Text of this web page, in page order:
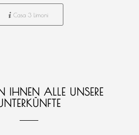
Casa 3 Limoni
IHNEN ALLE UNSERE